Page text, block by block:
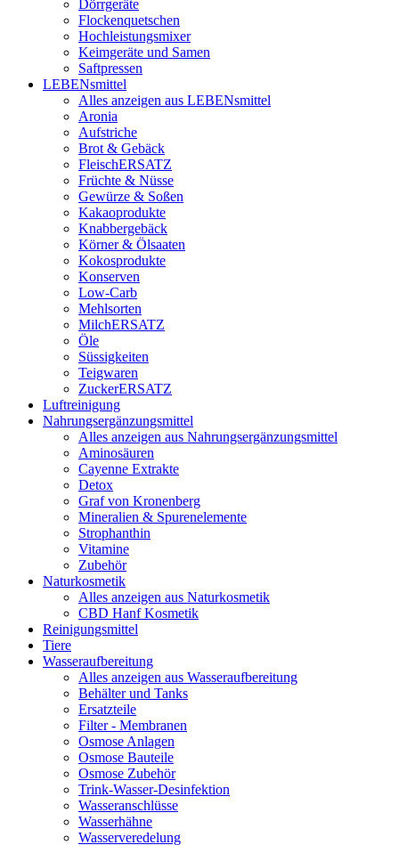
Dörrgeräte
Flockenquetschen
Hochleistungsmixer
Keimgeräte und Samen
Saftpressen
LEBENsmittel
Alles anzeigen aus LEBENsmittel
Aronia
Aufstriche
Brot & Gebäck
FleischERSATZ
Früchte & Nüsse
Gewürze & Soßen
Kakaoprodukte
Knabbergebäck
Körner & Ölsaaten
Kokosprodukte
Konserven
Low-Carb
Mehlsorten
MilchERSATZ
Öle
Süssigkeiten
Teigwaren
ZuckerERSATZ
Luftreinigung
Nahrungsergänzungsmittel
Alles anzeigen aus Nahrungsergänzungsmittel
Aminosäuren
Cayenne Extrakte
Detox
Graf von Kronenberg
Mineralien & Spurenelemente
Strophanthin
Vitamine
Zubehör
Naturkosmetik
Alles anzeigen aus Naturkosmetik
CBD Hanf Kosmetik
Reinigungsmittel
Tiere
Wasseraufbereitung
Alles anzeigen aus Wasseraufbereitung
Behälter und Tanks
Ersatzteile
Filter - Membranen
Osmose Anlagen
Osmose Bauteile
Osmose Zubehör
Trink-Wasser-Desinfektion
Wasseranschlüsse
Wasserhähne
Wasserveredelung